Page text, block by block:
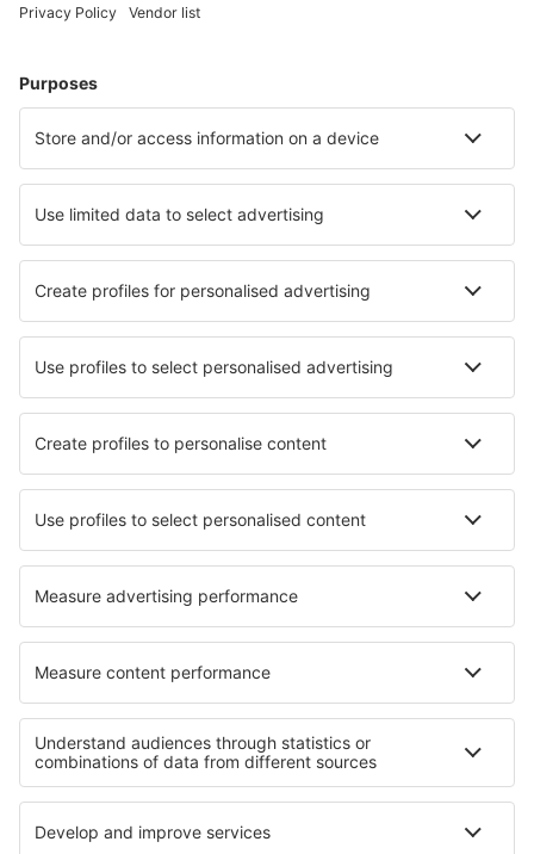
gebruikers
Verblijf in Frejus Verblijf in Cannes
Verblijf in Rijsel Verblijf in Albi
Verblijf in Toulon Verblijf in Argeles-sur-Mer
Beste accommodatie - steden
Verblijf in Rhayader Verblijf in Rosenburg
Verblijf in Karkkila Verblijf in Bialka
Verblijf in Woodson Terrace Verblijf in Sasbach
Verblijf in Terno D'Isola Verblijf in Nettersheim
Beste accommodatie - regio's
Verblijf in French Alps Verblijf in Champagne
Verblijf in Burgundy Verblijf in Midi-Pyrenees
Verblijf in Arc Verblijf in Holguín Verblijf op Fiji
Verblijf in Veraguas Verblijf op Cyprus